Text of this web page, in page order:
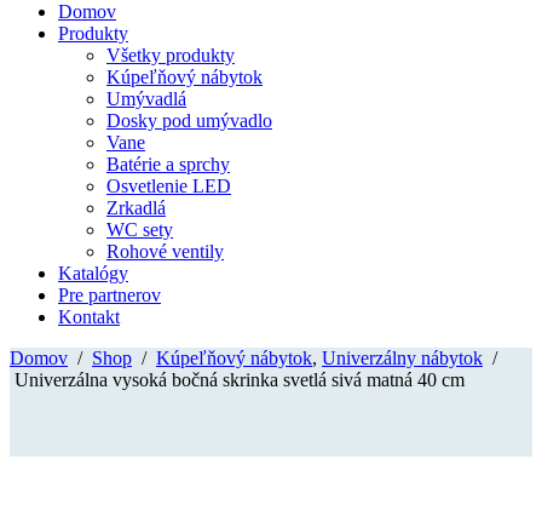
Domov
Produkty
Všetky produkty
Kúpeľňový nábytok
Umývadlá
Dosky pod umývadlo
Vane
Batérie a sprchy
Osvetlenie LED
Zrkadlá
WC sety
Rohové ventily
Katalógy
Pre partnerov
Kontakt
Domov / Shop / Kúpeľňový nábytok, Univerzálny nábytok /
Univerzálna vysoká bočná skrinka svetlá sivá matná 40 cm